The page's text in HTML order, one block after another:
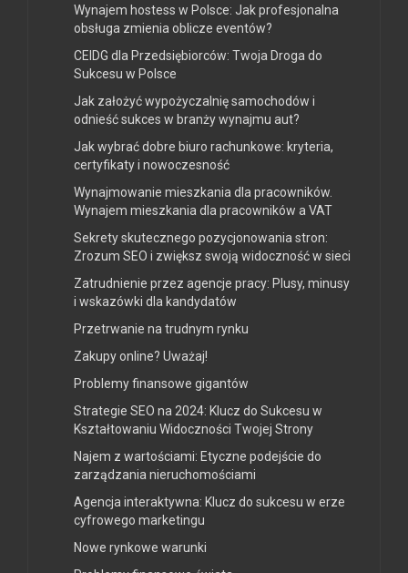
Wynajem hostess w Polsce: Jak profesjonalna
obsługa zmienia oblicze eventów?
CEIDG dla Przedsiębiorców: Twoja Droga do
Sukcesu w Polsce
Jak założyć wypożyczalnię samochodów i
odnieść sukces w branży wynajmu aut?
Jak wybrać dobre biuro rachunkowe: kryteria,
certyfikaty i nowoczesność
Wynajmowanie mieszkania dla pracowników.
Wynajem mieszkania dla pracowników a VAT
Sekrety skutecznego pozycjonowania stron:
Zrozum SEO i zwiększ swoją widoczność w sieci
Zatrudnienie przez agencje pracy: Plusy, minusy
i wskazówki dla kandydatów
Przetrwanie na trudnym rynku
Zakupy online? Uważaj!
Problemy finansowe gigantów
Strategie SEO na 2024: Klucz do Sukcesu w
Kształtowaniu Widoczności Twojej Strony
Najem z wartościami: Etyczne podejście do
zarządzania nieruchomościami
Agencja interaktywna: Klucz do sukcesu w erze
cyfrowego marketingu
Nowe rynkowe warunki